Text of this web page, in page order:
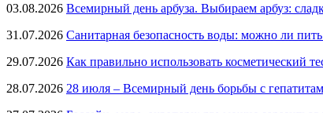
03.08.2026 Всемирный день арбуза. Выбираем арбуз:
31.07.2026 Санитарная безопасность воды: можно ли
29.07.2026 Как правильно использовать косметический
28.07.2026 28 июля – Всемирный день борьбы с